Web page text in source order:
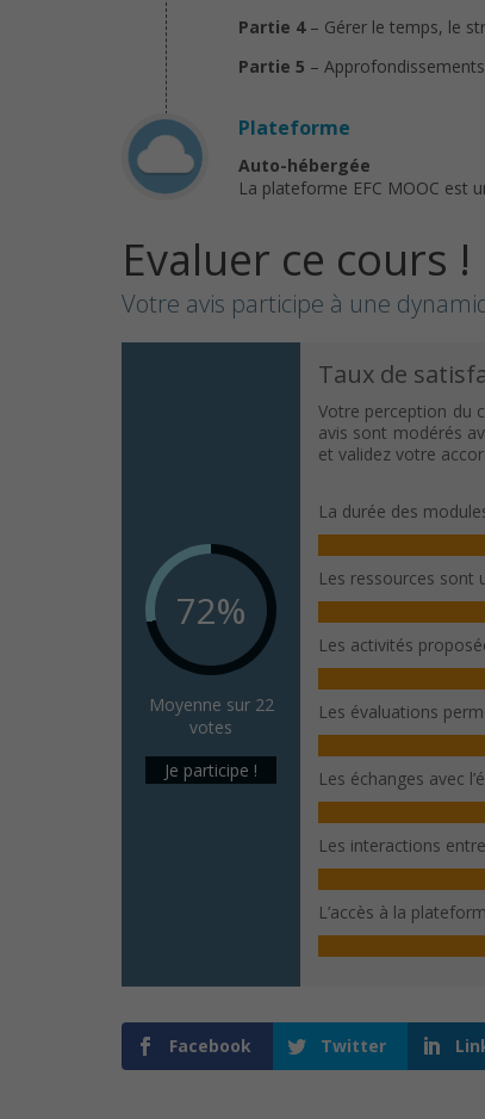
Partie 4– Gérer le temps, le
Partie 5 –
Plateforme
Auto-hébergée
La plateforme EFC MOOC est
Evaluer ce cours !
Votre avis participe à une
72%
Moyenne sur 22
votes
Je participe !
Taux de
Votre perception du
avis sont modérés
et validez votre
La durée des
Les ressources sont
Les activités
Les évaluations
Les échanges avec
Les interactions
L’accès à la
Facebook Twitter